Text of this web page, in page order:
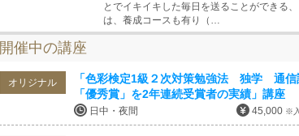
とでイキイキした毎日を送ることができる
は、養成コースも有り（…
開催中の講座
オリジナル
「色彩検定1級２次対策勉強法 独学 通信
「優秀賞」を2年連続受賞者の実績」講座
日中・夜間 45,000 ※